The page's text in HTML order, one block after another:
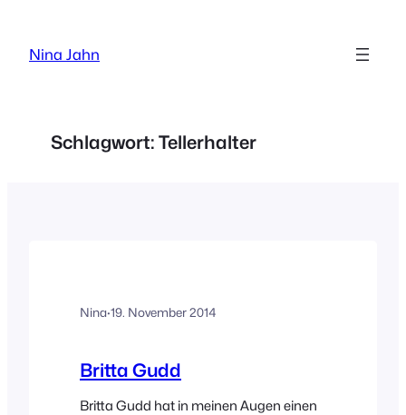
springen
Nina Jahn
Schlagwort: Tellerhalter
Nina·19. November 2014
Britta Gudd
Britta Gudd hat in meinen Augen einen